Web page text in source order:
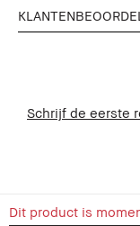
Schrijf de eerste
Dit product is